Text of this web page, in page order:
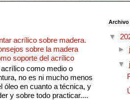
acrílico sobre madera.
sobre la madera
soporte del acrílico
acrílico como medio o
no es ni mucho menos
óleo en cuanto a técnica, y
y sobre todo practicar....
▼
►
▼